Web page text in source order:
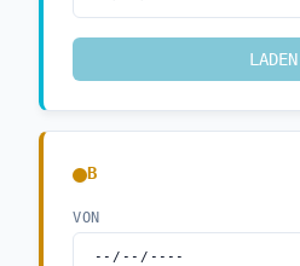
LADEN
VON